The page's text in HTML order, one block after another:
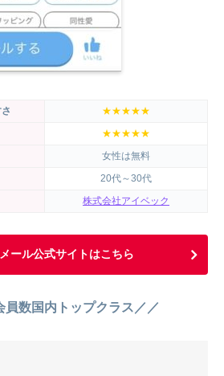
★★★★★
★★★★★
女性は無料
20代～30代
株式会社アイベック
ール公式サイトはこちら
員数国内トップクラス／／